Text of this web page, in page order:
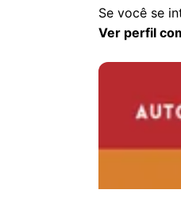
Se você se
Ver perfil